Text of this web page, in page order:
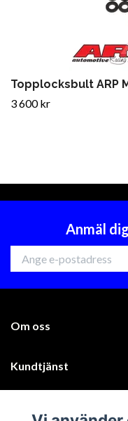
Topplocksbult ARP
3 600 kr
Anmäl
Om oss
Kundtjänst